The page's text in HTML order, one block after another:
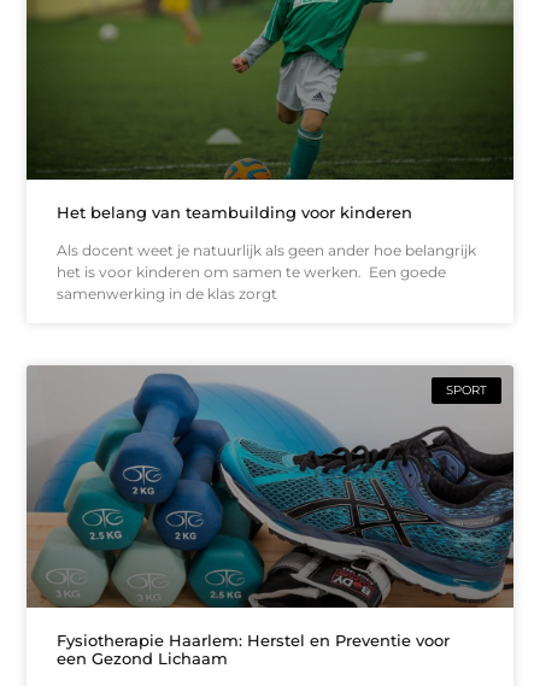
Het belang van teambuilding voor kinderen
Als docent weet je natuurlijk als geen ander hoe belangrijk
het is voor kinderen om samen te werken. Een goede
samenwerking in de klas zorgt
SPORT
Fysiotherapie Haarlem: Herstel en Preventie voor
een Gezond Lichaam